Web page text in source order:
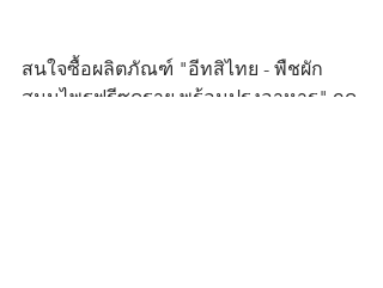
สนใจซื้อผลิตภัณฑ์ "อีทสิไทย - พืชผัก
สมุนไพรฟรีซดราย พร้อมปรุงอาหาร" กด